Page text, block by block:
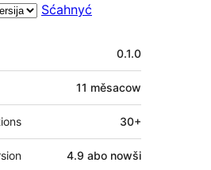
Sćahnyć
0.1.0
11 měsacow
30+
4.9 abo nowši